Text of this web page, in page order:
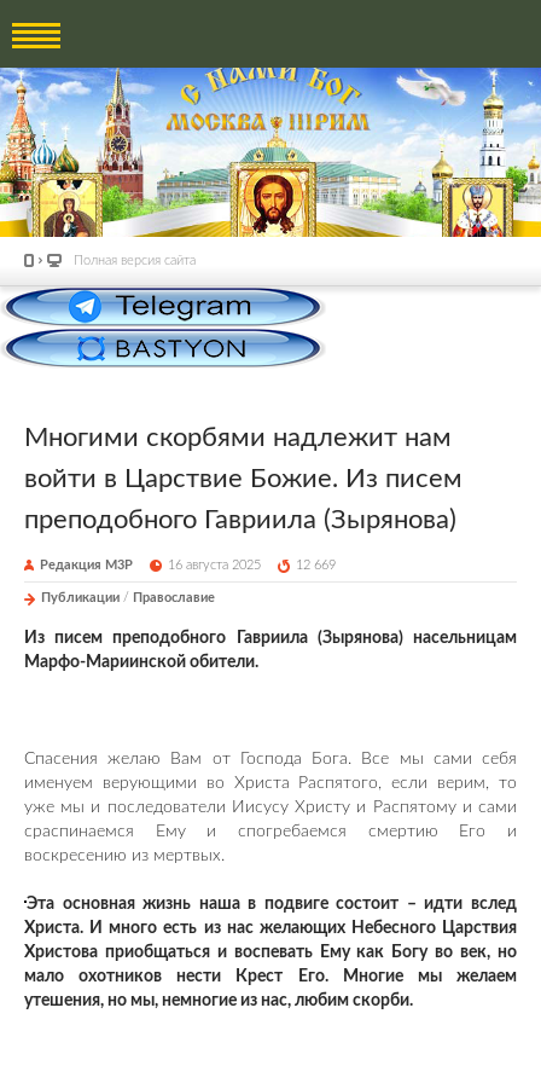
Полная версия сайта
Многими скорбями надлежит нам
войти в Царствие Божие. Из писем
преподобного Гавриила (Зырянова)
Редакция М3Р 16 августа 2025 12 669
Публикации / Православие
Из писем преподобного Гавриила (Зырянова) насельницам
Марфо-Мариинской обители.
Спасения желаю Вам от Господа Бога. Все мы сами себя
именуем верующими во Христа Распятого, если верим, то
уже мы и последователи Иисусу Христу и Распятому и сами
сраспинаемся Ему и спогребаемся смертию Его и
воскресению из мертвых.
Эта основная жизнь наша в подвиге состоит – идти вслед
Христа. И много есть из нас желающих Небесного Царствия
Христова приобщаться и воспевать Ему как Богу во век, но
мало охотников нести Крест Его. Многие мы желаем
утешения, но мы, немногие из нас, любим скорби.